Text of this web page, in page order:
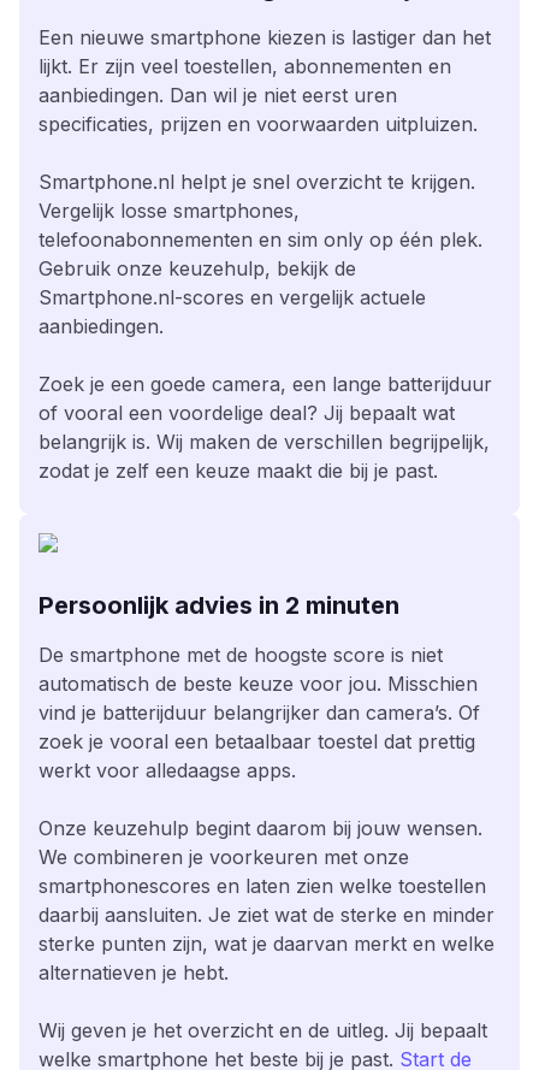
Een nieuwe smartphone kiezen is lastiger dan het
lijkt. Er zijn veel toestellen, abonnementen en
aanbiedingen. Dan wil je niet eerst uren
specificaties, prijzen en voorwaarden uitpluizen.
Smartphone.nl helpt je snel overzicht te krijgen.
Vergelijk losse smartphones,
telefoonabonnementen en sim only op één plek.
Gebruik onze keuzehulp, bekijk de
Smartphone.nl-scores en vergelijk actuele
aanbiedingen.
Zoek je een goede camera, een lange batterijduur
of vooral een voordelige deal? Jij bepaalt wat
belangrijk is. Wij maken de verschillen begrijpelijk,
zodat je zelf een keuze maakt die bij je past.
Persoonlijk advies in 2 minuten
De smartphone met de hoogste score is niet
automatisch de beste keuze voor jou. Misschien
vind je batterijduur belangrijker dan camera’s. Of
zoek je vooral een betaalbaar toestel dat prettig
werkt voor alledaagse apps.
Onze keuzehulp begint daarom bij jouw wensen.
We combineren je voorkeuren met onze
smartphonescores en laten zien welke toestellen
daarbij aansluiten. Je ziet wat de sterke en minder
sterke punten zijn, wat je daarvan merkt en welke
alternatieven je hebt.
Wij geven je het overzicht en de uitleg. Jij bepaalt
welke smartphone het beste bij je past. Start de